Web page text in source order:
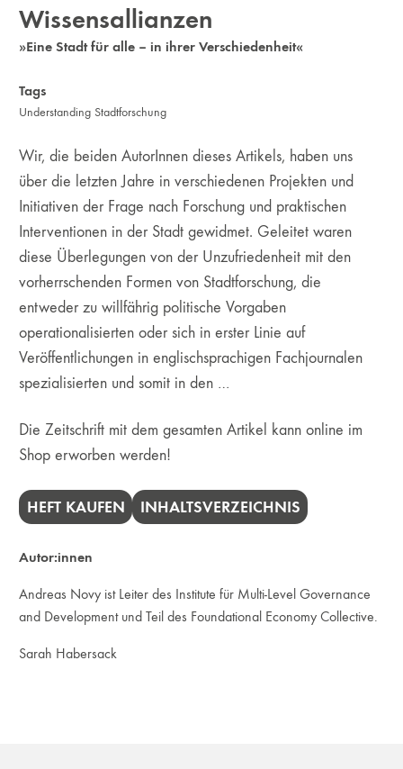
Wissensallianzen
»Eine Stadt für alle – in ihrer Verschiedenheit«
Tags
Understanding Stadtforschung
Wir, die beiden AutorInnen dieses Artikels, haben uns
über die letzten Jahre in verschiedenen Projekten und
Initiativen der Frage nach Forschung und praktischen
Interventionen in der Stadt gewidmet. Geleitet waren
diese Überlegungen von der Unzufriedenheit mit den
vorherrschenden Formen von Stadtforschung, die
entweder zu willfährig politische Vorgaben
operationalisierten oder sich in erster Linie auf
Veröffentlichungen in englischsprachigen Fachjournalen
spezialisierten und somit in den …
Die Zeitschrift mit dem gesamten Artikel kann online im
Shop erworben werden!
HEFT KAUFEN INHALTSVERZEICHNIS
Autor:innen
Andreas Novy ist Leiter des Institute für Multi-Level Governance
and Development und Teil des Foundational Economy Collective.
Sarah Habersack